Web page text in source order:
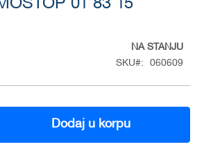
01 83 15
NA STANJU
SKU
060609
Dodaj u korpu